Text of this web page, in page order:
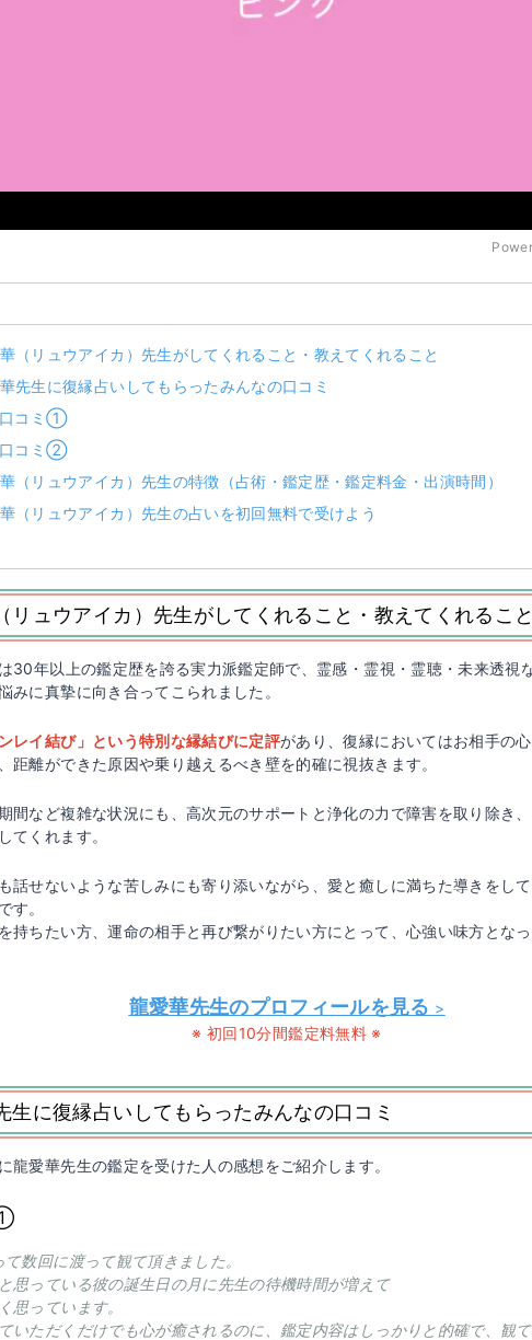
（リュウアイカ）先生がしてくれること・教えてくれること
先生に復縁占いしてもらったみんなの口コミ
口コミ①
口コミ②
（リュウアイカ）先生の特徴（占術・鑑定歴・鑑定料金・出演時間）
（リュウアイカ）先生の占いを初回無料で受けよう
リュウアイカ）先生がしてくれること・教えてくれること
30年以上の鑑定歴を誇る実力派鑑定師で、霊感・霊視・霊聴・未来透視
みに真摯に向き合ってこられました。
ンレイ結び」という特別な縁結びに定評があり、復縁においてはお相手の
距離ができた原因や乗り越えるべき壁を的確に視抜きます。
間など複雑な状況にも、高次元のサポートと浄化の力で障害を取り除き
てくれます。
話せないような苦しみにも寄り添いながら、愛と癒しに満ちた導きをし
す。
持ちたい方、運命の相手と再び繋がりたい方にとって、心強い味方とな
龍愛華先生のプロフィールを見る >
※ 初回10分間鑑定料無料 ※
生に復縁占いしてもらったみんなの口コミ
龍愛華先生の鑑定を受けた人の感想をご紹介します。
て数回に渡って観て頂きました。
思っている彼の誕生日の月に先生の待機時間が増えて
思っています。
いただくだけでも心が癒されるのに、鑑定内容はしっかりと的確で、観